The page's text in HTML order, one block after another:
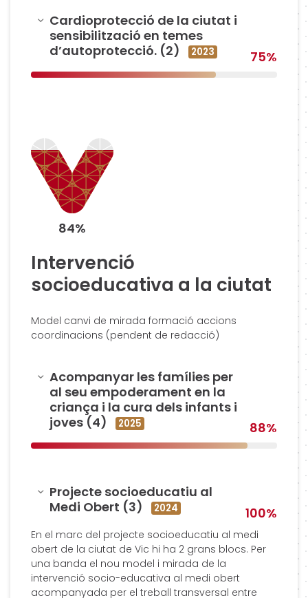
Amagar
Cardioprotecció de la ciutat i
sensibilització en temes
d’autoprotecció. (2)
2023 75%
84%
Intervenció
socioeducativa a la ciutat
Model canvi de mirada formació accions
coordinacions (pendent de redacció)
Amagar
Acompanyar les famílies per
al seu empoderament en la
criança i la cura dels infants i
joves (4)
2025 88%
Amagar
Projecte socioeducatiu al
Medi Obert (3)
2024 100%
En el marc del projecte socioeducatiu al medi
obert de la ciutat de Vic hi ha 2 grans blocs. Per
una banda el nou model i mirada de la
intervenció socio-educativa al medi obert
acompanyada per el treball transversal entre